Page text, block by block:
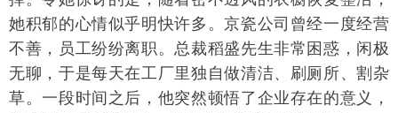
她积郁的心情似乎明快许多。京瓷公司曾经一度经营
不善，员工纷纷离职。总裁稻盛先生非常困惑，闲极
无聊，于是每天在工厂里独自做清洁、刷厕所、割杂
草。一段时间之后，他突然顿悟了企业存在的意义，